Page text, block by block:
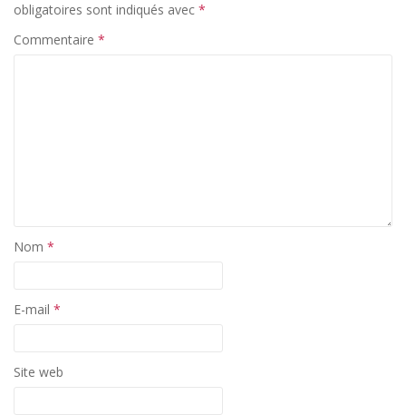
obligatoires sont indiqués avec *
Commentaire *
Nom *
E-mail *
Site web